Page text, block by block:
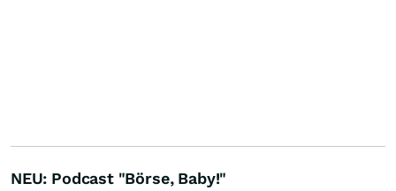
NEU: Podcast "Börse, Baby!"